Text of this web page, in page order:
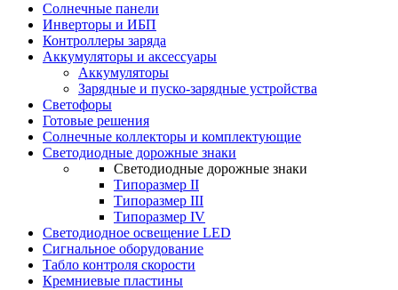
Солнечные панели
Инверторы и ИБП
Контроллеры заряда
Аккумуляторы и аксессуары
Аккумуляторы
Зарядные и пуско-зарядные устройства
Светофоры
Готовые решения
Солнечные коллекторы и комплектующие
Светодиодные дорожные знаки
Светодиодные дорожные знаки
Типоразмер II
Типоразмер III
Типоразмер IV
Светодиодное освещение LED
Сигнальное оборудование
Табло контроля скорости
Кремниевые пластины